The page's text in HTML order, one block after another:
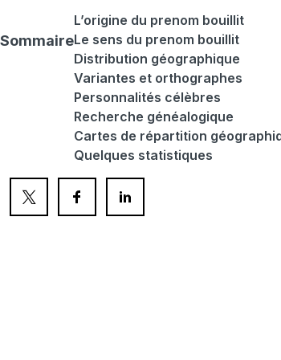
Sommaire
L’origine du prenom bouillit
Le sens du prenom bouillit
Distribution géographique
Variantes et orthographes
Personnalités célèbres
Recherche généalogique
Cartes de répartition
Quelques statistiques